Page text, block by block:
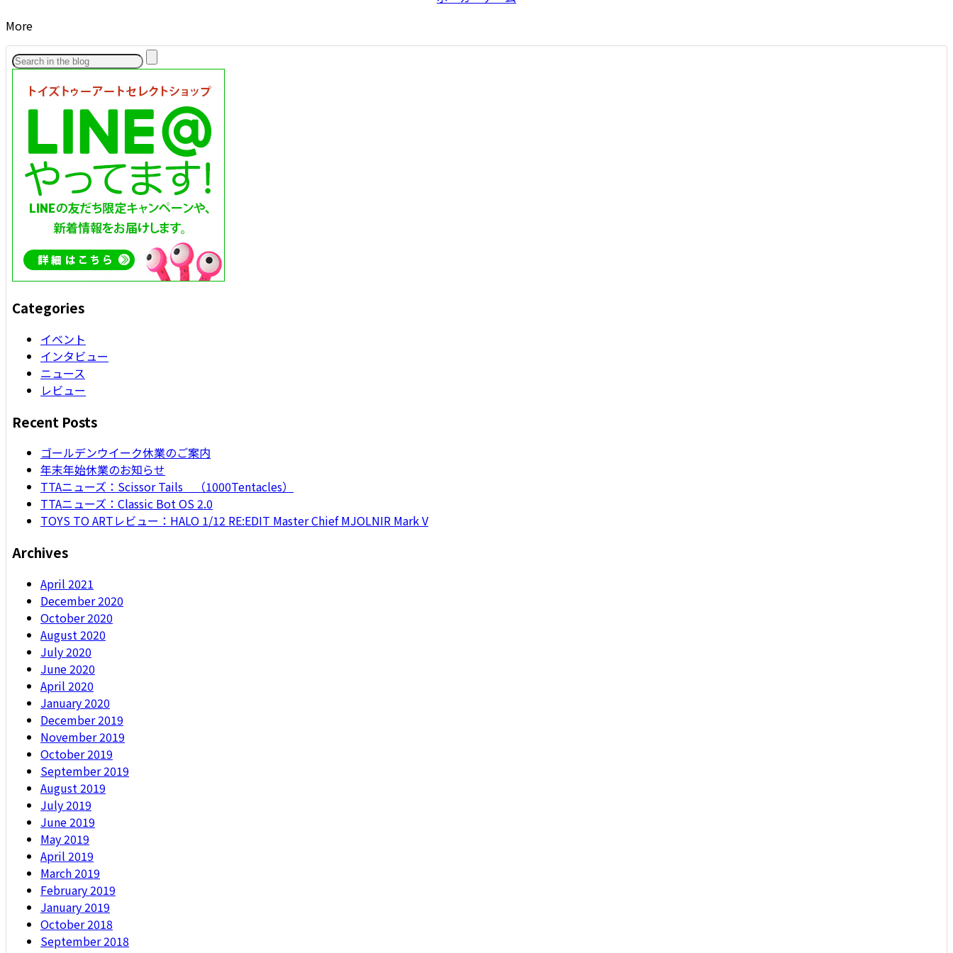
More
Categories
イベント
インタビュー
ニュース
レビュー
Recent Posts
ゴールデンウイーク休業のご案内
年末年始休業のお知らせ
TTAニューズ：Scissor Tails （1000Tentacles）
TTAニューズ：Classic Bot OS 2.0
TOYS TO ARTレビュー：HALO 1/12 RE:EDIT Master Chief MJOLNIR Mark V
Archives
April 2021
December 2020
October 2020
August 2020
July 2020
June 2020
April 2020
January 2020
December 2019
November 2019
October 2019
September 2019
August 2019
July 2019
June 2019
May 2019
April 2019
March 2019
February 2019
January 2019
October 2018
September 2018